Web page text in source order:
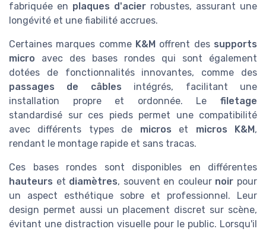
fabriquée en plaques d'acier robustes, assurant une
longévité et une fiabilité accrues.
Certaines marques comme K&M offrent des supports
micro avec des bases rondes qui sont également
dotées de fonctionnalités innovantes, comme des
passages de câbles intégrés, facilitant une
installation propre et ordonnée. Le filetage
standardisé sur ces pieds permet une compatibilité
avec différents types de micros et micros K&M ,
rendant le montage rapide et sans tracas.
Ces bases rondes sont disponibles en différentes
hauteurs et diamètres, souvent en couleur noir pour
un aspect esthétique sobre et professionnel. Leur
design permet aussi un placement discret sur scène,
évitant une distraction visuelle pour le public. Lorsqu'il